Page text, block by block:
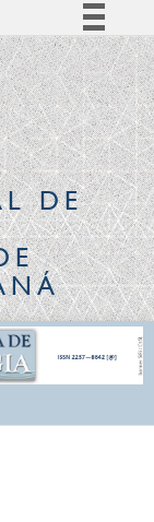
BR
informação
DE